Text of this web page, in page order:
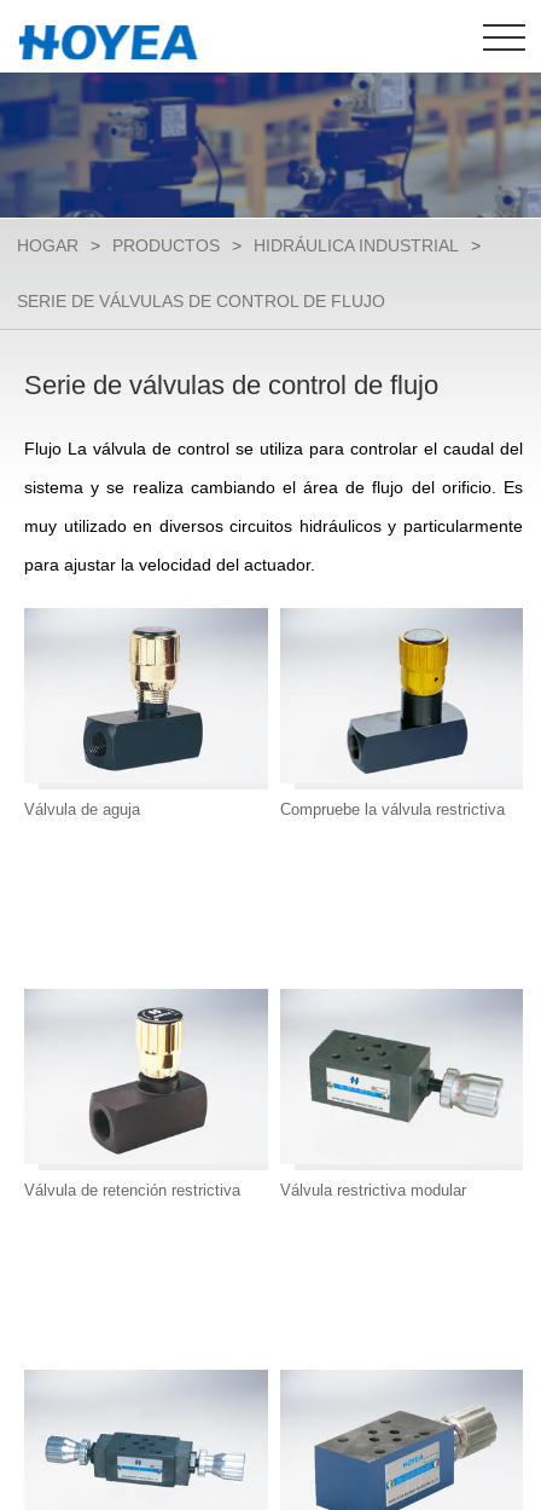
HOGAR > PRODUCTOS > HIDRÁULICA INDUSTRIAL >
SERIE DE VÁLVULAS DE CONTROL DE FLUJO
Serie de válvulas de control de flujo
Flujo La válvula de control se utiliza para controlar el caudal del
sistema y se realiza cambiando el área de flujo del orificio. Es
muy utilizado en diversos circuitos hidráulicos y particularmente
para ajustar la velocidad del actuador.
Válvula de aguja Compruebe la válvula restrictiva
Válvula de retención restrictiva Válvula restrictiva modular